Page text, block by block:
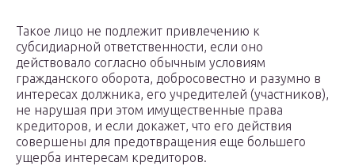
Такое лицо не подлежит привлечению к
субсидиарной ответственности, если оно
действовало согласно обычным условиям
гражданского оборота, добросовестно и разумно в
интересах должника, его учредителей (участников),
не нарушая при этом имущественные права
кредиторов, и если докажет, что его действия
совершены для предотвращения еще большего
ущерба интересам кредиторов.